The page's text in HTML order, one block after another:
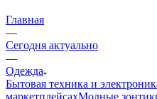
Главная
—
Сегодня актуально
—
Одежда
Бытовая техника и
маркетплейсахМодные